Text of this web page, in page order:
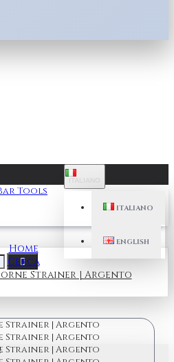
ITALIANO
ENGLISH
Home
Cerca
Strainer | Argento